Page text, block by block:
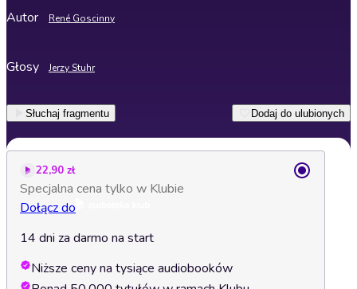
Autor René Goscinny
Głosy Jerzy Stuhr
Słuchaj fragmentu Dodaj do ulubionych
22,90 zł
Specjalna cena tylko w Klubie
Dołącz do
14 dni za darmo na start
Niższe ceny na tysiące audiobooków